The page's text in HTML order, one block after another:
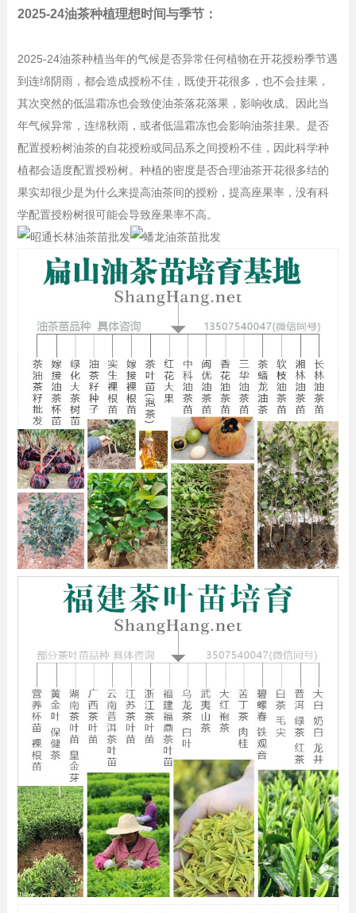
2025-24油茶种植理想时间与季节：
2025-24油茶种植当年的气候是否异常任何植物在开花授粉季节遇
到连绵阴雨，都会造成授粉不佳，既使开花很多，也不会挂果，
其次突然的低温霜冻也会致使油茶落花落果，影响收成。因此当
年气候异常，连绵秋雨，或者低温霜冻也会影响油茶挂果。是否
配置授粉树油茶的自花授粉或同品系之间授粉不佳，因此科学种
植都会适度配置授粉树。种植的密度是否合理油茶开花很多结的
果实却很少是为什么来提高油茶间的授粉，提高座果率，没有科
学配置授粉树很可能会导致座果率不高。